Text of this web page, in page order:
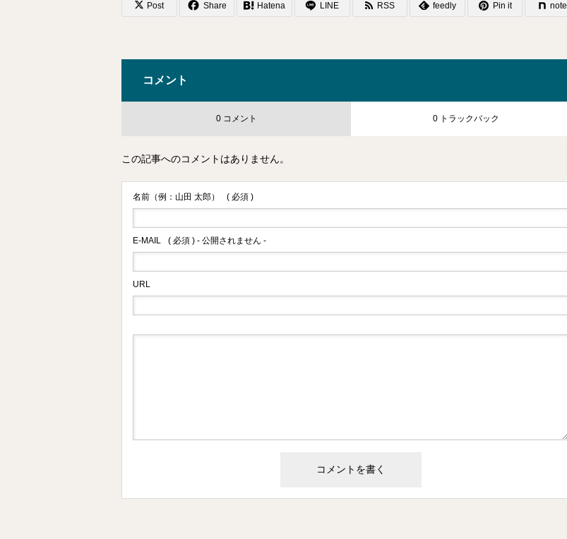
Post Share Hatena LINE RSS feedly Pin it note
コメント
0 コメント 0 トラックバック
この記事へのコメントはありません。
名前（例：山田 太郎） ( 必須 )
E-MAIL ( 必須 ) - 公開されません -
URL